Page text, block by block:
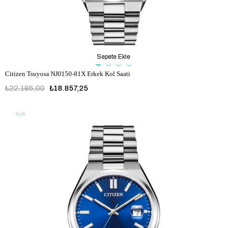
Citizen Tsuyosa NJ0150-81X Erkek Kol Saati
₺18.857,25
₺22.185,00
Sepete Ekle
%15